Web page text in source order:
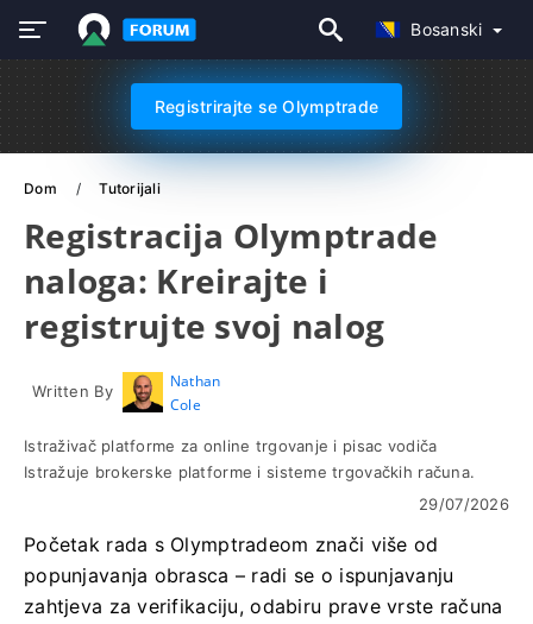
Bosanski
Registrirajte se Olymptrade
Dom Tutorijali
Registracija Olymptrade
naloga: Kreirajte i
registrujte svoj nalog
Written By
Nathan
Cole
Istraživač platforme za online trgovanje i pisac vodiča
Istražuje brokerske platforme i sisteme trgovačkih računa.
29/07/2026
Početak rada s Olymptradeom znači više od
popunjavanja obrasca – radi se o ispunjavanju
zahtjeva za verifikaciju, odabiru prave vrste računa